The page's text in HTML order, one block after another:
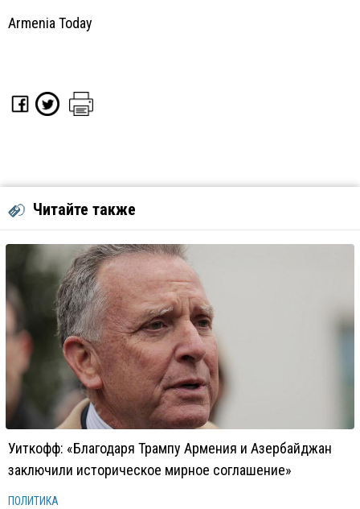
Armenia Today
Читайте также
Уиткофф: «Благодаря Трампу Армения и Азербайджан
заключили историческое мирное соглашение»
ПОЛИТИКА